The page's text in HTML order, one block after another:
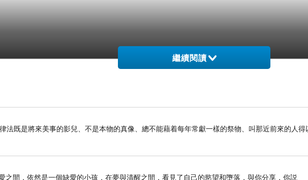
繼續閱讀
法既是將來美事的影兒、不是本物的真像、總不能藉着每年常獻一樣的祭物、叫那近前來的人得
之間，依然是一個缺愛的小孩，在夢與清醒之間，看見了自己的慾望和墮落，與你分享，你説